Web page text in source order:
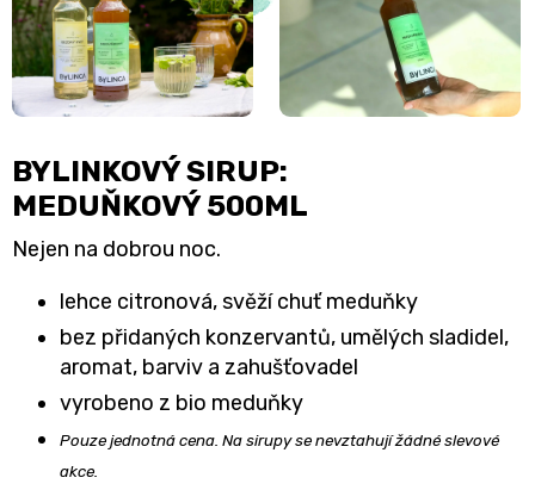
BYLINKOVÝ SIRUP:
MEDUŇKOVÝ 500ML
Nejen na dobrou noc.
lehce citronová, svěží chuť meduňky
bez přidaných konzervantů, umělých sladidel,
aromat, barviv a zahušťovadel
vyrobeno z bio meduňky
Pouze jednotná cena. Na sirupy se nevztahují žádné slevové
akce.